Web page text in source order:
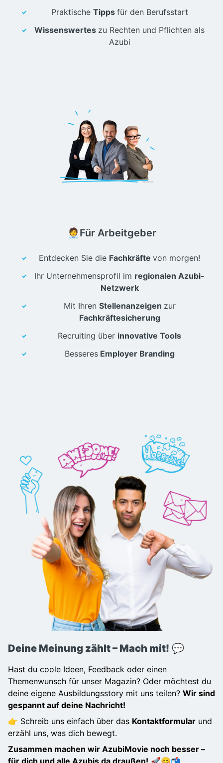
Praktische Tipps für den Berufsstart
Wissenswertes zu Rechten und Pflichten als
Azubi
🧑‍💼Für Arbeitgeber
Entdecken Sie die Fachkräfte von morgen!
Ihr Unternehmensprofil im regionalen Azubi-
Netzwerk
Mit Ihren Stellenanzeigen zur
Fachkräftesicherung
Recruiting über innovative Tools
BesseresEmployer Branding
Deine Meinung zählt – Mach mit! 💬
Hast du coole Ideen, Feedback oder einen
Themenwunsch für unser Magazin? Oder möchtest du
deine eigene Ausbildungsstory mit uns teilen? Wir sind
gespannt auf deine Nachricht!
👉 Schreib uns einfach über das Kontaktformular und
erzähl uns, was dich bewegt.
Zusammen machen wir AzubiMovie noch besser –
für dich und alle Azubis da draußen! 🚀😊📬